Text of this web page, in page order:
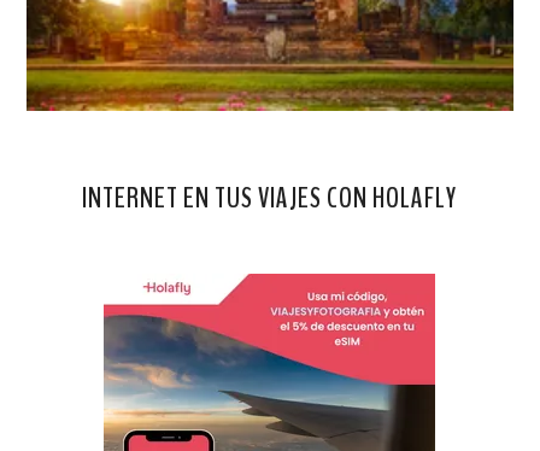
INTERNET EN TUS VIAJES CON HOLAFLY